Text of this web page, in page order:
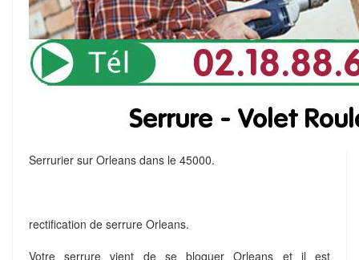
Serrurier sur Orleans dans le 45000.
rectification de serrure Orleans.
Votre serrure vient de se bloquer Orleans et il est